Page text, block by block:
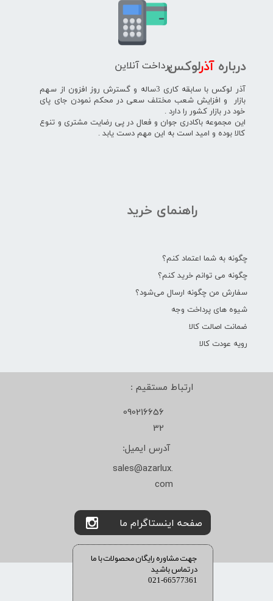
پرداخت آنلاین دربارهآذرلوکس
آذر لوکس با سابقه کاری 3ساله و گسترش روز افزون از سهم
بازار و افزایش شعب مختلف سعی در محکم نمودن جای پای
خود در بازار کشور را دارد .
این مجموعه باکادری جوان و فعال در پی رضایت مشتری و تنوع
کالا بوده و امید است به این مهم دست یابد .
راهنمای خرید
چگونه به شما اعتماد کنم؟
چگونه می توانم خرید کنم؟
سفارش من چگونه ارسال می‌شود؟
شیوه های پرداخت وجه
ضمانت اصالت کالا
رویه عودت کالا
ارتباط مستقیم :
090216656
32
آدرس ایمیل:
sales@azarlux.
com
صفحه اینستاگرام ما
​​جهت مشاوره رایگان محصولات با ما
در تماس باشید
021-66577361